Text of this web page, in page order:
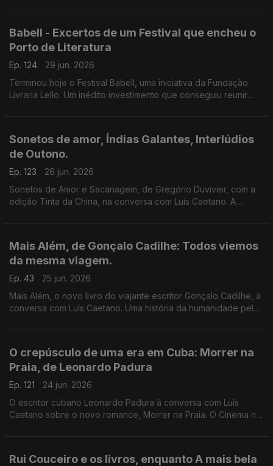
Babell - Excertos de um Festival que encheu o
Porto de Literatura
Ep. 124
29 jun. 2026
Terminou hoje o Festival Babell, uma iniciativa da Fundação
Livraria Lello. Um inédito investimento que conseguiu reunir
Conceição Evaristo, Milton Hatoum e Héctor Abad Faciolince.
Sonetos de amor, Índias Galantes, Interlúdios
de Outono.
Ep. 123
26 jun. 2026
Sonetos de Amor e Sacanagem, de Gregório Duvivier, com a
edição Tinta da China, na conversa com Luís Caetano. A
Mais Além, de Gonçalo Cadilhe: Todos viemos
da mesma viagem.
Ep. 43
25 jun. 2026
Mais Além, o novo livro do viajante escritor Gonçalo Cadilhe, à
conversa com Luís Caetano. Uma história da humanidade pela
O crepúsculo de uma era em Cuba: Morrer na
Praia, de Leonardo Padura
Ep. 121
24 jun. 2026
O escritor cubano Leonardo Padura à conversa com Luís
Caetano sobre o novo romance, Morrer na Praia. O Cinema n'A
Rui Couceiro e os livros, enquanto A mais bela